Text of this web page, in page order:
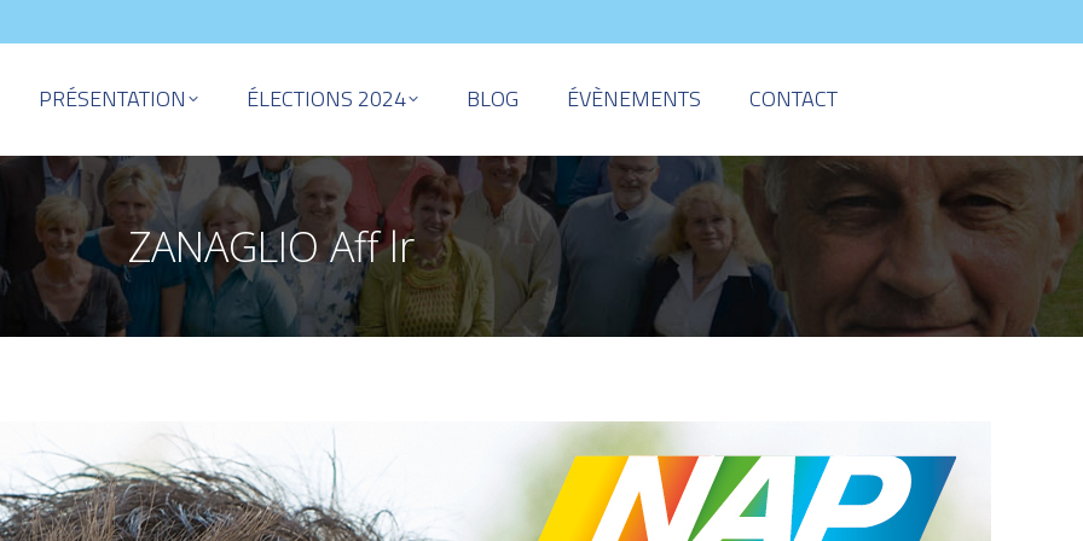
PRÉSENTATION ÉLECTIONS 2024 BLOG ÉVÈNEMENTS CONTACT
ZANAGLIO Aff lr